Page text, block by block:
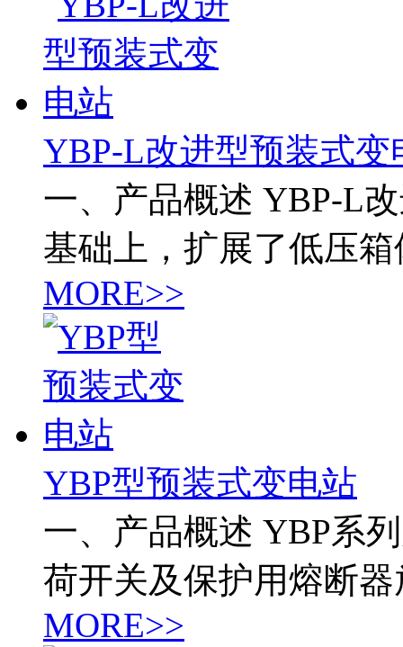
YBP-L改进型预装式变
一、产品概述 YBP-L
基础上，扩展了低压
MORE>>
YBP型预装式变电站
一、产品概述 YBP系
荷开关及保护用熔断
MORE>>